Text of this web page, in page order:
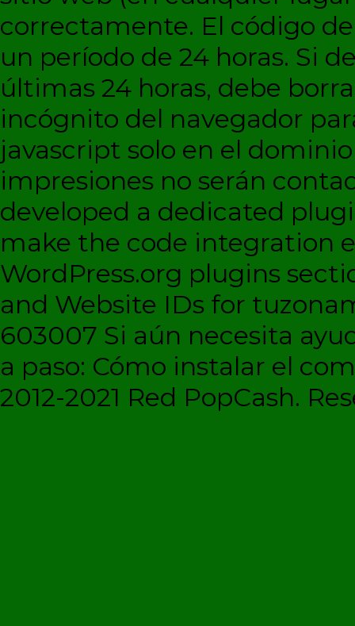
correctamente. El código
un período de 24 horas. Si
últimas 24 horas, debe
incógnito del navegador
javascript solo en el
impresiones no serán
developed a dedicated
make the code integration
WordPress.org plugins
and Website IDs for
603007 Si aún necesita
a paso: Cómo instalar el
2012-2021 Red PopCash.